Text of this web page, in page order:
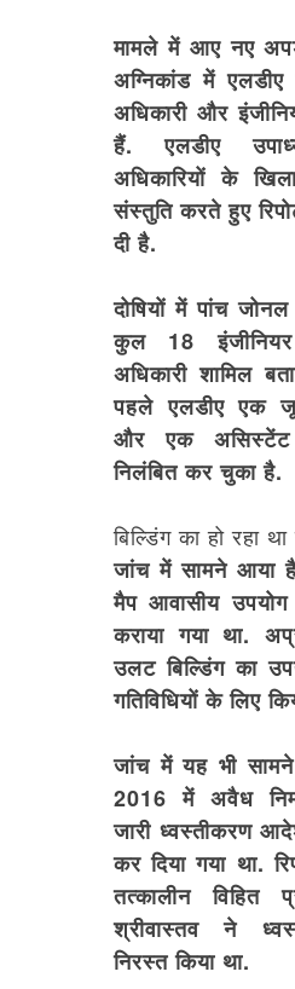
मामले में आए नए
अग्निकांड में
अधिकारी और
हैं. एलडीए
अधिकारियों के
संस्तुति करते हुए
दी है.
दोषियों में पांच
कुल 18
अधिकारी शामिल
पहले एलडीए एक
और एक असिस्टेंट
निलंबित कर चुका है.
बिल्डिंग का हो रहा
जांच में सामने आया है
मैप आवासीय
कराया गया था.
उलट बिल्डिंग का
गतिविधियों के लिए
जांच में यह भी
2016 में अवैध
जारी ध्वस्तीकरण
कर दिया गया था.
तत्कालीन विहित
श्रीवास्तव ने
निरस्त किया था.